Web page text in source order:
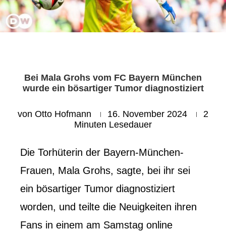
Bei Mala Grohs vom FC Bayern München
wurde ein bösartiger Tumor diagnostiziert
von Otto Hofmann 16. November 2024
2
Minuten Lesedauer
Die Torhüterin der Bayern-München-
Frauen, Mala Grohs, sagte, bei ihr sei
ein bösartiger Tumor diagnostiziert
worden, und teilte die Neuigkeiten ihren
Fans in einem am Samstag online